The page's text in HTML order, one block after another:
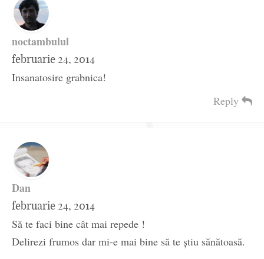
noctambulul
februarie 24, 2014
Insanatosire grabnica!
Reply
Dan
februarie 24, 2014
Să te faci bine cât mai repede !
Delirezi frumos dar mi-e mai bine să te știu sănătoasă.